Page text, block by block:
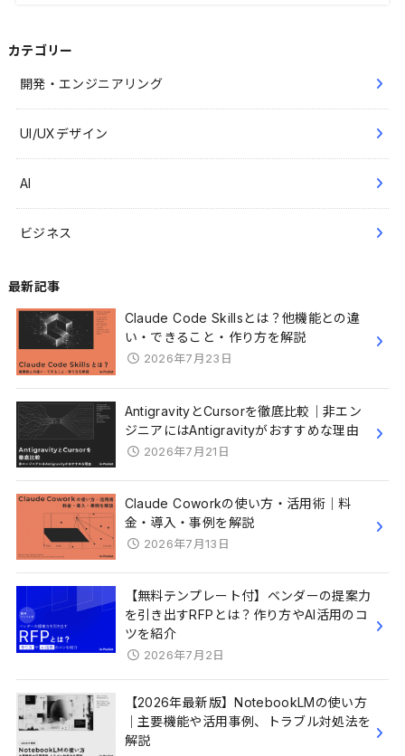
カテゴリー
開発・エンジニアリング
UI/UXデザイン
AI
ビジネス
最新記事
Claude Code Skillsとは？他機能との違
い・できること・作り方を解説
2026年7月23日
AntigravityとCursorを徹底比較｜非エン
ジニアにはAntigravityがおすすめな理由
2026年7月21日
Claude Coworkの使い方・活用術｜料
金・導入・事例を解説
2026年7月13日
【無料テンプレート付】ベンダーの提案力
を引き出すRFPとは？作り方やAI活用のコ
ツを紹介
2026年7月2日
【2026年最新版】NotebookLMの使い方
｜主要機能や活用事例、トラブル対処法を
解説